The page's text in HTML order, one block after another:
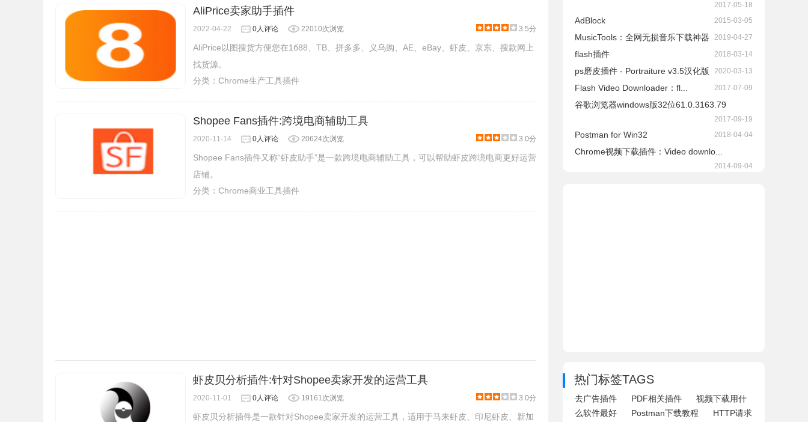
AliPrice卖家助手插件
2022-04-22 0人评论 22010次浏览 3.5分
AliPrice以图搜货方便您在1б88、TB、拼多多、义乌购、AE、eBay、虾皮、京东、搜款网上
找货源。
分类： Chrome生产工具插件
Shopee Fans插件:跨境电商辅助工具
2020-11-14 0人评论 20624次浏览 3.0分
Shopee Fans插件又称“虾皮助手”是一款跨境电商辅助工具，可以帮助虾皮跨境电商更好运营
店铺。
分类： Chrome商业工具插件
虾皮贝分析插件:针对Shopee卖家开发的运营工具
2020-11-01 0人评论 19161次浏览 3.0分
虾皮贝分析插件是一款针对Shopee卖家开发的运营工具，适用于马来虾皮、印尼虾皮、新加
2017-05-18
AdBlock 2015-03-05
​MusicTools：全网无损音乐下载神器 2019-04-27
flash插件 2018-03-14
ps磨皮插件 - Portraiture v3.5汉化版 2020-03-13
Flash Video Downloader：fl... 2017-07-09
谷歌浏览器windows版32位61.0.3163.79
2017-09-19
Postman for Win32 2018-04-04
Chrome视频下载插件：Video downlo...
2014-09-04
热门标签TAGS
去广告插件 PDF相关插件
视频下载用什
么软件最好
Postman下载教程
HTTP请求